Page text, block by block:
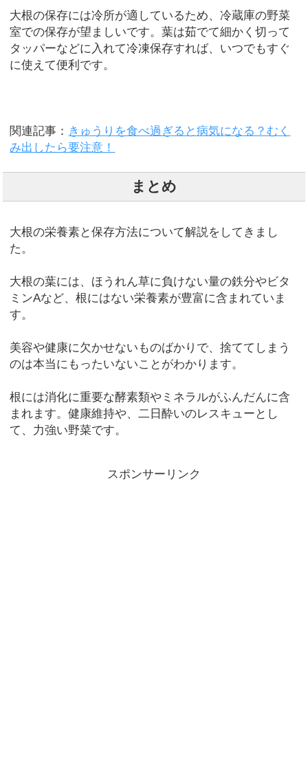
大根の保存には冷所が適しているため、冷蔵庫の野菜
室での保存が望ましいです。葉は茹でて細かく切って
タッパーなどに入れて冷凍保存すれば、いつでもすぐ
に使えて便利です。
関連記事： きゅうりを食べ過ぎると病気になる？むく
み出したら要注意！
まとめ
大根の栄養素と保存方法について解説をしてきまし
た。
大根の葉には、ほうれん草に負けない量の鉄分やビタ
ミンAなど、根にはない栄養素が豊富に含まれていま
す。
美容や健康に欠かせないものばかりで、捨ててしまう
のは本当にもったいないことがわかります。
根には消化に重要な酵素類やミネラルがふんだんに含
まれます。健康維持や、二日酔いのレスキューとし
て、力強い野菜です。
スポンサーリンク